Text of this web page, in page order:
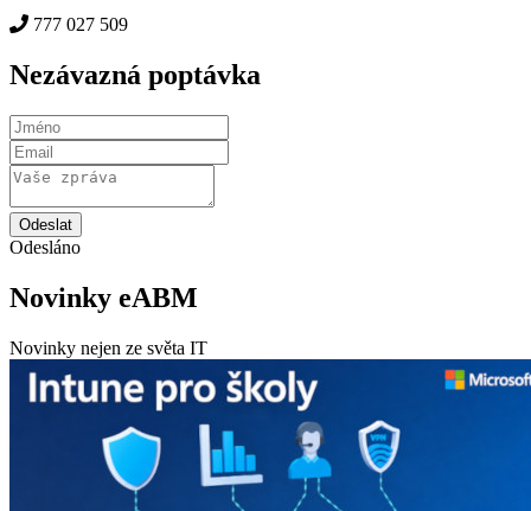
777 027 509
Nezávazná poptávka
Odeslat
Odesláno
Novinky eABM
Novinky nejen ze světa IT